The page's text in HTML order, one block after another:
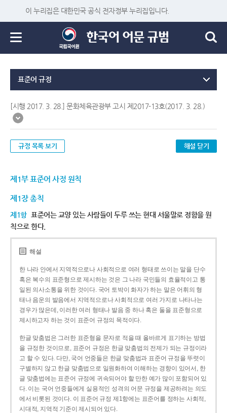
이 누리집은 대한민국 공식 전자정부 누리집입니다.
표준어 규정
[시행 2017. 3. 28.] 문화체육관광부 고시 제2017-13호(2017. 3. 28.)
규정 목록 보기 해설 닫기
제1부 표준어 사정 원칙
제1장 총칙
제1항 표준어는 교양 있는 사람들이 두루 쓰는 현대 서울말로 정함을 원
칙으로 한다.
해설
한 나라 안에서 지역적으로나 사회적으로 여러 형태로 쓰이는 말을 단수
혹은 복수의 표준형으로 제시하는 것은 그 나라 국민들의 효율적이고 통
일된 의사소통을 위한 것이다. 국어 토박이 화자가 하는 말은 어휘의 형
태나 음운의 발음에서 지역적으로나 사회적으로 여러 가지로 나타나는
경우가 많은데, 이러한 여러 형태나 발음 중 하나 혹은 둘을 표준형으로
제시하고자 하는 것이 표준어 규정의 목적이다.
한글 맞춤법은 그러한 표준형을 문자로 적을 때 올바르게 표기하는 방법
을 규정한 것이므로, 표준어 규정은 한글 맞춤법의 전제가 되는 규정이라
고 할 수 있다. 다만, 국어 언중들은 한글 맞춤법과 표준어 규정을 뚜렷이
구별하지 않고 한글 맞춤법으로 일원화하여 이해하는 경향이 있어서, 한
글 맞춤법에는 표준어 규정에 귀속되어야 할 만한 예가 많이 포함되어 있
다. 이는 국어 언중들에게 실용적인 성격의 어문 규정을 제공하려는 의도
에서 비롯된 것이다. 이 표준어 규정 제1항에는 표준어를 정하는 사회적,
시대적, 지역적 기준이 제시되어 있다.